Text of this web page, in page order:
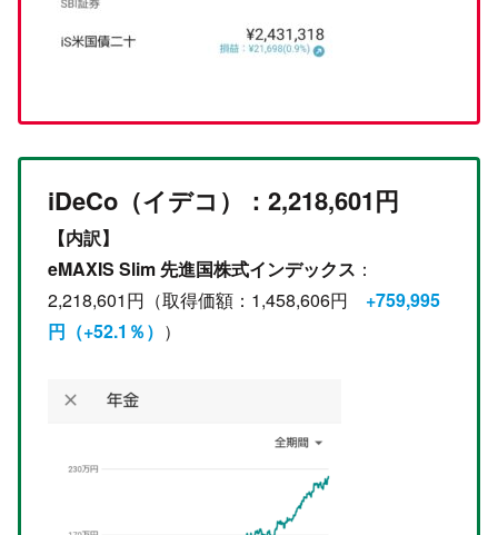
iDeCo（イデコ） ：2,218,601円
【内訳】
eMAXIS Slim 先進国株式インデックス ：
2,218,601円（取得価額：1,458,606円 +759,995
円（+52.1％） ）